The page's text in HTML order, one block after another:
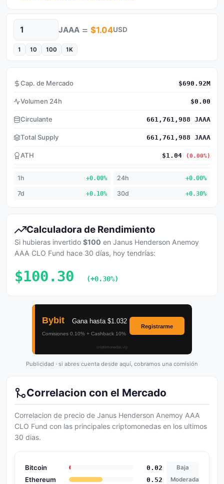
Cantidad JAAA = $1.04USD
1 10 100 1K
Cap. de Mercado $690.92M
Volumen 24h $0.00
Circulante 661,761,988 JAAA
Total Supply 661,761,988 JAAA
ATH $1.04 (0.00%)
1h +0.00% 24h +0.00%
7d +0.10% 30d +0.30%
Calculadora de Rendimiento
Si hubieras invertido $100 en Janus Henderson Anemoy
AAA CLO Fund hace 30 días, hoy tendrías:
$100.30 (+0.30%)
Publicidad · si abres cuenta desde aquí, cobramos una comisión
Correlacion con el Mercado
Correlacion de precio de Janus Henderson Anemoy AAA
CLO Fund con las principales criptomonedas en los ultimos
30 dias.
Bitcoin 0.02 Baja
Ethereum 0.52 Moderada